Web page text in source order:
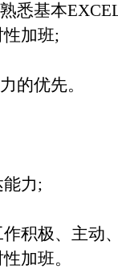
悉基本
加班;
的优先。
力;
积极、主动
加班。